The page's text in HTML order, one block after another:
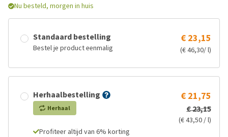
Nu besteld, morgen in huis
Standaard bestelling
Bestel je product eenmalig
€ 23,15
(€ 46,30/ l)
Herhaalbestelling
Herhaal
€ 21,75
€ 23,15
(€ 43,50 / l)
Profiteer altijd van 6% korting